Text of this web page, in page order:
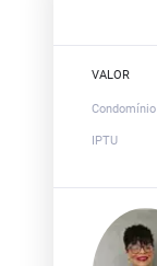
VALOR
Condomínio
IPTU